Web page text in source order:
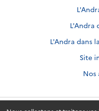
L'Andra
L'Andra dans
Site
Nos